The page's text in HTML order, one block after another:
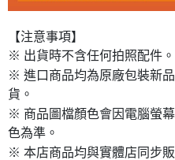
【注意事項】
※ 出貨時不含任何拍照配件。
※ 進口商品均為原廠包裝新
貨。
※ 商品圖檔顏色會因電腦螢
色為準。
※ 本店商品均與實體店同步